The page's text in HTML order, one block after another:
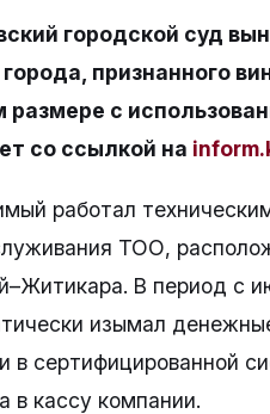
городской суд
признанного
размере с
со ссылкой на
работал
ТОО,
В период с
изымал
в сертифицированной
в кассу компании.